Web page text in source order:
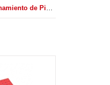
Aprendizaje y Entrenamiento de Piscina